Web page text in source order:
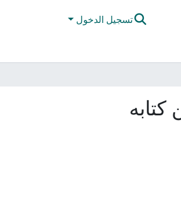
تسجيل الدخول